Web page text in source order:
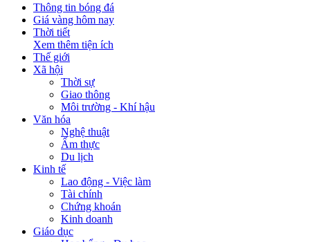
Thông tin bóng đá
Giá vàng hôm nay
Thời tiết
Xem thêm tiện ích
Thế giới
Xã hội
Thời sự
Giao thông
Môi trường - Khí hậu
Văn hóa
Nghệ thuật
Ẩm thực
Du lịch
Kinh tế
Lao động - Việc làm
Tài chính
Chứng khoán
Kinh doanh
Giáo dục